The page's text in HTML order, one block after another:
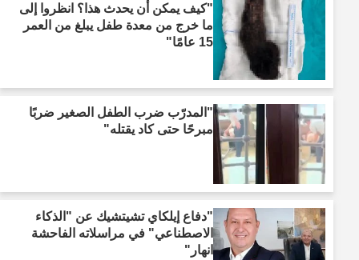
"كيف يمكن أن يحدث هذا؟ انظروا إلى
ما خرج من معدة طفل يبلغ من العمر
15 عامًا"
"المدرّب ضرب الطفل الصغير ضربًا
مبرحًا حتى كاد يقتله"
"دفاع إيلكاي تشيتشيك عن "الذكاء
الاصطناعي" في مراسلاته الفاحشة
انهار"